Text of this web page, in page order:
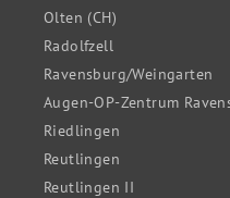
Olten (CH)
Radolfzell
Ravensburg/Weingarten
Augen-OP-Zentrum
Riedlingen
Reutlingen
Reutlingen II